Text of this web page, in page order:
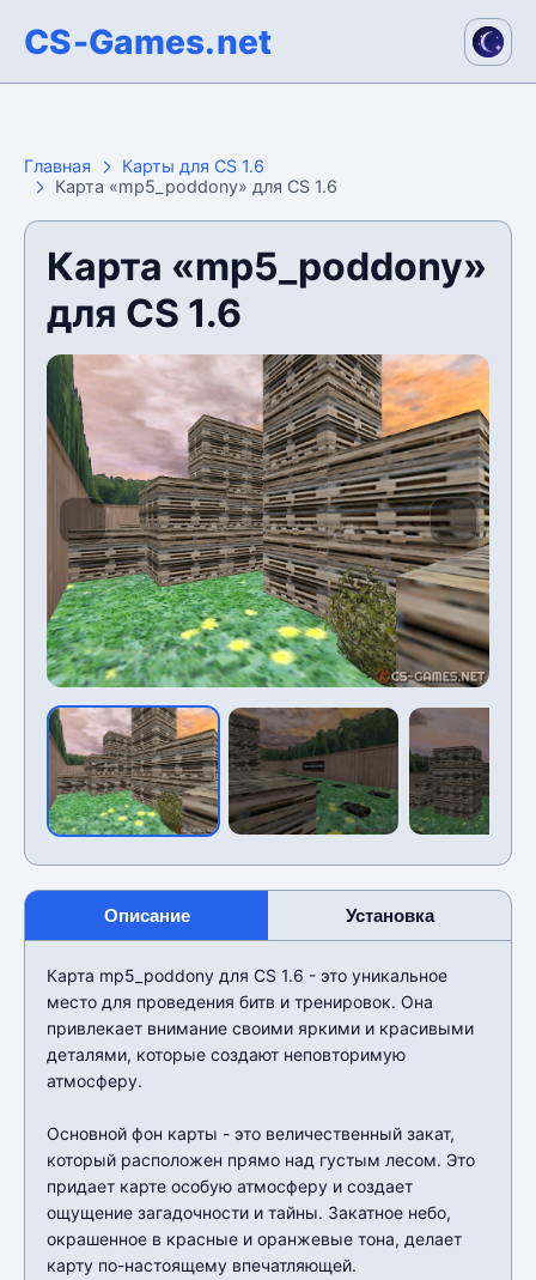
CS-Games.net
Главная
Карты для CS 1.6
Карта «mp5_poddony» для CS 1.6
Карта «mp5_poddony»
для CS 1.6
Описание Установка
Карта mp5_poddony для CS 1.6 - это уникальное
место для проведения битв и тренировок. Она
привлекает внимание своими яркими и красивыми
деталями, которые создают неповторимую
атмосферу.
Основной фон карты - это величественный закат,
который расположен прямо над густым лесом. Это
придает карте особую атмосферу и создает
ощущение загадочности и тайны. Закатное небо,
окрашенное в красные и оранжевые тона, делает
карту по-настоящему впечатляющей.